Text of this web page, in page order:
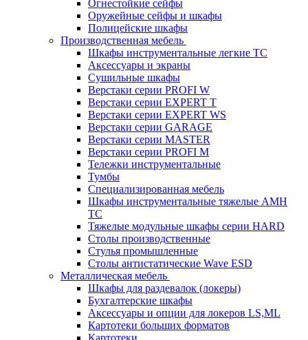
Огнестойкие сейфы
Оружейные сейфы и шкафы
Полицейские шкафы
Производственная мебель
Шкафы инструментальные легкие ТС
Аксессуары и экраны
Cушильные шкафы
Верстаки серии PROFI W
Верстаки серии EXPERT T
Верстаки серии EXPERT WS
Верстаки серии GARAGE
Верстаки серии MASTER
Верстаки серии PROFI M
Тележки инструментальные
Тумбы
Cпециализированная мебель
Шкафы инструментальные тяжелые AMH
TC
Тяжелые модульные шкафы серии HARD
Столы производственные
Стулья промышленные
Столы антистатические Wave ESD
Металлическая мебель
Шкафы для раздевалок (локеры)
Бухгалтерские шкафы
Аксессуары и опции для локеров LS,ML
Картотеки больших форматов
Картотеки